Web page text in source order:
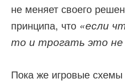
не меняет своего
принципа, что «если
то и трогать это не
Пока же игровые